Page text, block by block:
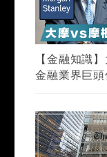
FI專欄｜紐
谷底反彈 見
山